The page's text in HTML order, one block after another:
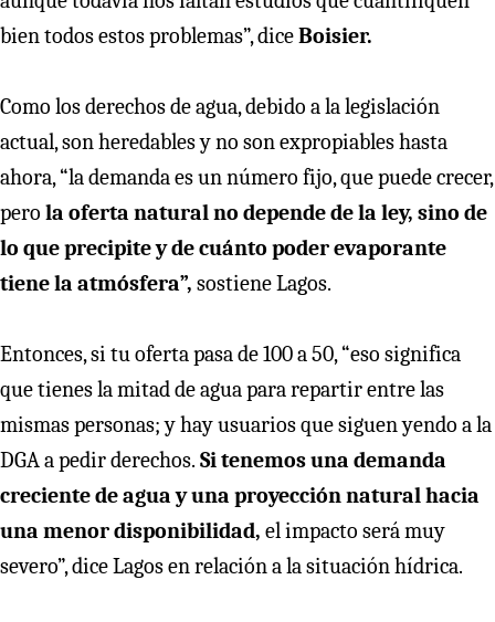
bien todos estos problemas”, diceBoisier.
Como los derechos de agua, debido a la legislación
actual, son heredables y no son expropiables hasta
ahora, “la demanda es un número fijo, que puede crecer,
pero la oferta natural no depende de la ley, sino de
lo que precipite y de cuánto poder evaporante
tiene la atmósfera”, sostiene Lagos.
Entonces, si tu oferta pasa de 100 a 50, “eso significa
que tienes la mitad de agua para repartir entre las
mismas personas; y hay usuarios que siguen yendo a la
DGA a pedir derechos. Si tenemos una demanda
creciente de agua y una proyección natural hacia
una menor disponibilidad, el impacto será muy
severo”, dice Lagos en relación a la situación hídrica.